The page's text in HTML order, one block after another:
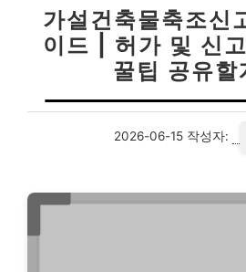
가설건축물축조신
이드 | 허가 및 신
꿀팁 공유할
2026-06-15 작성자: